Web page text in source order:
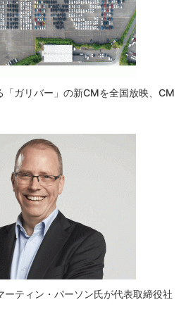
ガリバー」の新CMを全国放映、CM
ーティン・パーソン氏が代表取締役社